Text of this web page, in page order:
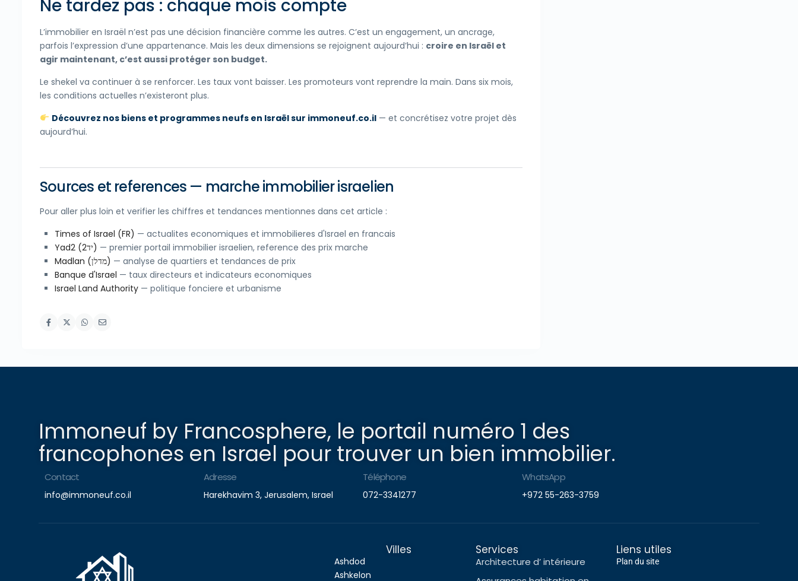
Ne tardez pas : chaque mois compte
L’immobilier en Israël n’est pas une décision financière comme les autres. C’est un engagement, un ancrage,
parfois l’expression d’une appartenance. Mais les deux dimensions se rejoignent aujourd’hui : croire en Israël et
agir maintenant, c’est aussi protéger son budget.
Le shekel va continuer à se renforcer. Les taux vont baisser. Les promoteurs vont reprendre la main. Dans six mois,
les conditions actuelles n’existeront plus.
Découvrez nos biens et programmes neufs en Israël sur immoneuf.co.il— et concrétisez votre projet dès
aujourd’hui.
Sources et references — marche immobilier israelien
Pour aller plus loin et verifier les chiffres et tendances mentionnes dans cet article :
Times of Israel (FR) — actualites economiques et immobilieres d'Israel en francais
Yad2 (יד2) — premier portail immobilier israelien, reference des prix marche
Madlan (מדלן) — analyse de quartiers et tendances de prix
Banque d'Israel — taux directeurs et indicateurs economiques
Israel Land Authority — politique fonciere et urbanisme
Immoneuf by Francosphere, le portail numéro 1 des
francophones en Israel pour trouver un bien immobilier.
Contact
info@immoneuf.co.il
Adresse
Harekhavim 3, Jerusalem, Israel
Téléphone
072-3341277
WhatsApp
+972 55-263-3759
Villes
Ashdod
Ashkelon
Services
Architecture d’ intérieure
Liens utiles
Plan du site